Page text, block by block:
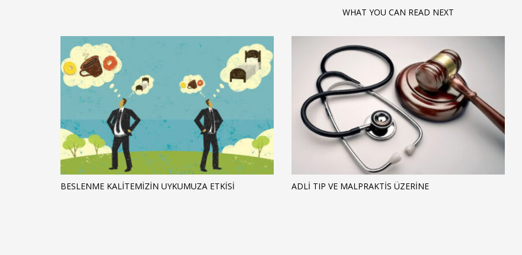
WHAT YOU CAN READ NEXT
BESLENME KALITEMIZIN UYKUMUZA ETKISI ADLI TIP VE MALPRAKTIS ÜZERINE